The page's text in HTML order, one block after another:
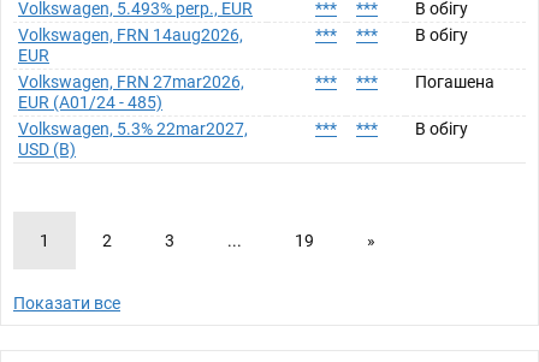
Volkswagen, 5.493% perp., EUR *** ***
В обігу
Volkswagen, FRN 14aug2026,
EUR
*** *** В обігу
Volkswagen, FRN 27mar2026,
EUR (A01/24 - 485)
*** *** Погашена
Volkswagen, 5.3% 22mar2027,
USD (B)
*** *** В обігу
1 2 3 ... 19 »
Показати все